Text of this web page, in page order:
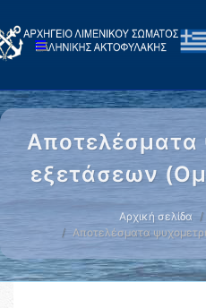
Αποτελέσματα
εξετάσεων
Αρχική σελίδα
Αποτελέσματα